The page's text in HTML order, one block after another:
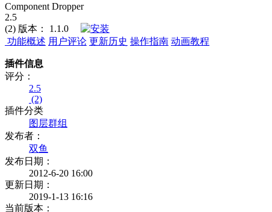
Component Dropper
2.5
(2) 版本：
1.1.0
功能概述 用户评论 更新历史 操作指南 动画教程
插件信息
评分：
2.5
(2)
插件分类
图层群组
发布者：
双鱼
发布日期：
2012-6-20 16:00
更新日期：
2019-1-13 16:16
当前版本：